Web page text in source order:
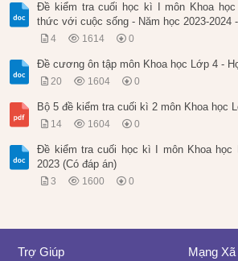
Đề kiểm tra cuối học kì I môn Khoa
thức với cuộc sống - Năm học 2023-2024
4 1614 0
Đề cương ôn tập môn Khoa học Lớp 4 -
20 1604 0
Bộ 5 đề kiểm tra cuối kì 2 môn Khoa học
14 1604 0
Đề kiểm tra cuối học kì I môn Khoa học
2023 (Có đáp án)
3 1600 0
Trợ Giúp Mạng